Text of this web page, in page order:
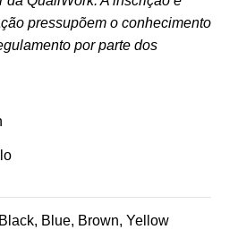
pressupõem o conhecimento
por parte dos
Blue, Brown, Yellow